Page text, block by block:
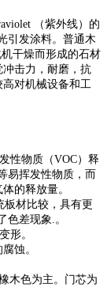
（紫外线）的
引发涂料。普通木
干燥而形成的石材
击力，耐磨，抗
对机械设备和工
性物质（VOC）释
易挥发性物质，而
的释放量。
板材比较，具有更
色差现象.。
形。
蚀。
木色为主。门芯为